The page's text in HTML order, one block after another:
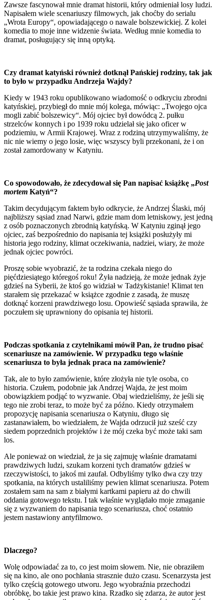
Zawsze fascynował mnie dramat historii, który odmieniał losy ludzi.
Napisałem wiele scenariuszy filmowych, jak choćby do serialu
„Wrota Europy“, opowiadającego o nawale bolszewickiej. Z kolei
komedia to moje inne widzenie świata. Według mnie komedia to
dramat, posługujący się inną optyką.
Czy dramat katyński również dotknął Pańskiej rodziny, tak jak
to było w przypadku Andrzeja Wajdy?
Kiedy w 1943 roku opublikowano wiadomość o odkryciu zbrodni
katyńskiej, przybiegł do mnie mój kolega, mówiąc: „Twojego ojca
mogli zabić bolszewicy“. Mój ojciec był dowódcą 2. pułku
strzelców konnych i po 1939 roku udzielał się jako oficer w
podziemiu, w Armii Krajowej. Wraz z rodziną utrzymywaliśmy, że
nic nie wiemy o jego losie, więc wszyscy byli przekonani, że i on
został zamordowany w Katyniu.
Co spowodowało, że zdecydował się Pan napisać książkę „Post
mortem Katyń“?
Takim decydującym faktem było odkrycie, że Andrzej Ślaski, mój
najbliższy sąsiad znad Narwi, gdzie mam dom letniskowy, jest jedną
z osób poznaczonych zbrodnią katyńską. W Katyniu zginął jego
ojciec, zaś bezpośrednio do napisania tej książki posłużyły mi
historia jego rodziny, klimat oczekiwania, nadziei, wiary, że może
jednak ojciec powróci.
Proszę sobie wyobrazić, że ta rodzina czekała niego do
pięćdziesiątego któregoś roku! Żyła nadzieją, że może jednak żyje
gdzieś na Syberii, że ktoś go widział w Tadżykistanie! Klimat ten
starałem się przekazać w książce zgodnie z zasadą, że muszę
dotknąć korzeni prawdziwego losu. Opowieść sąsiada sprawiła, że
poczułem się uprawniony do opisania tej historii.
Podczas spotkania z czytelnikami mówił Pan, że trudno pisać
scenariusze na zamówienie. W przypadku tego właśnie
scenariusza to była jednak praca na zamówienie?
Tak, ale to było zamówienie, które złożyła nie tyle osoba, co
historia. Czułem, podobnie jak Andrzej Wajda, że jest moim
obowiązkiem podjąć to wyzwanie. Obaj wiedzieliśmy, że jeśli się
tego nie zrobi teraz, to może być za późno. Kiedy otrzymałem
propozycję napisania scenariusza o Katyniu, długo się
zastanawiałem, bo wiedziałem, że Wajda odrzucił już sześć czy
siedem poprzednich projektów i że mój czeka być może taki sam
los.
Ale ponieważ on wiedział, że ja się zajmuję właśnie dramatami
prawdziwych ludzi, szukam korzeni tych dramatów gdzieś w
rzeczywistości, to jakoś mi zaufał. Odbyliśmy tylko dwa czy trzy
spotkania, na których ustaliliśmy pewien klimat scenariusza. Potem
zostałem sam na sam z białymi kartkami papieru aż do chwili
oddania gotowego tekstu. I tak właśnie wyglądało moje zmaganie
się z wyzwaniem do napisania tego scenariusza, choć ostatnio
jestem nastawiony antyfilmowo.
Dlaczego?
Wolę odpowiadać za to, co jest moim słowem. Nie, nie obraziłem
się na kino, ale ono pochłania strasznie dużo czasu. Scenarzysta jest
tylko częścią gotowego utworu. Jego wyobraźnia przechodzi
obróbkę, bo takie jest prawo kina. Rzadko się zdarza, że autor jest